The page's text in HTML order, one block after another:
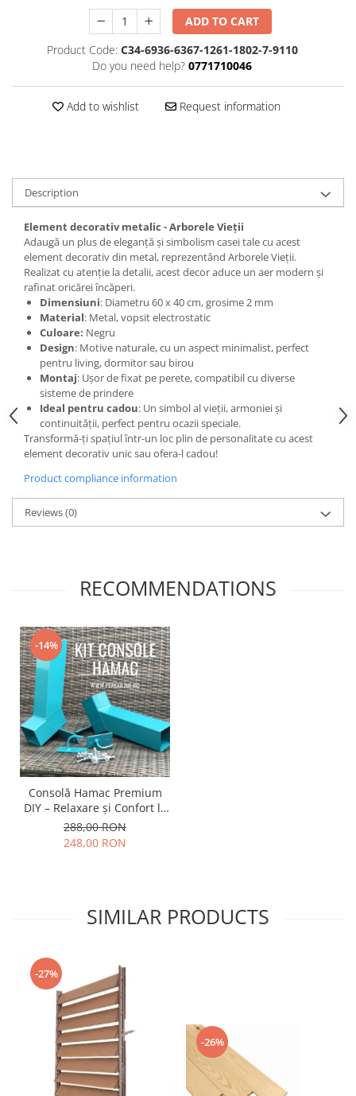
ADD TO CART
Product Code: C34-6936-6367-1261-1802-7-9110
Do you need help? 0771710046
Add to wishlist Request information
Description
Element decorativ metalic - Arborele Vieții
Adaugă un plus de eleganță și simbolism casei tale cu acest
element decorativ din metal, reprezentând Arborele Vieții.
Realizat cu atenție la detalii, acest decor aduce un aer modern și
rafinat oricărei încăperi.
Dimensiuni: Diametru 60 x 40 cm, grosime 2 mm
Material: Metal, vopsit electrostatic
Culoare: Negru
Design: Motive naturale, cu un aspect minimalist, perfect
pentru living, dormitor sau birou
Montaj: Ușor de fixat pe perete, compatibil cu diverse
sisteme de prindere
Ideal pentru cadou: Un simbol al vieții, armoniei și
continuității, perfect pentru ocazii speciale.
Transformă-ți spațiul într-un loc plin de personalitate cu acest
element decorativ unic sau ofera-l cadou!
Product compliance information
Reviews(0)
RECOMMENDATIONS
-14%
Consolă Hamac Premium
DIY – Relaxare și Confort la
tine acasa.
288,00 RON
248,00 RON
SIMILAR PRODUCTS
-27%
-26%